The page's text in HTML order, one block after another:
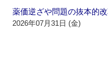
薬価逆ざや問題の抜本的
2026年07月31日 (金)